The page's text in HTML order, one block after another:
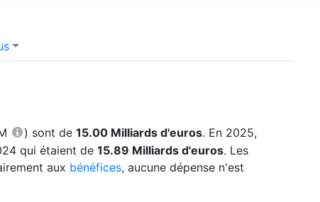
) sont de 15.00 Milliards d'euros. En 2025,
qui étaient de 15.89 Milliards d'euros. Les
aux bénéfices, aucune dépense n'est